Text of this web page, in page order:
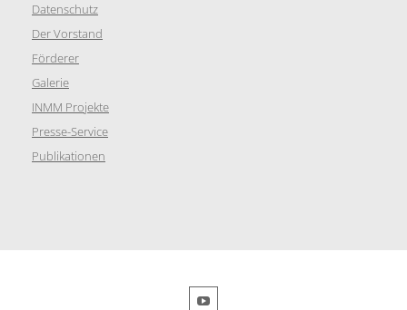
Datenschutz
Der Vorstand
Förderer
Galerie
INMM Projekte
Presse-Service
Publikationen